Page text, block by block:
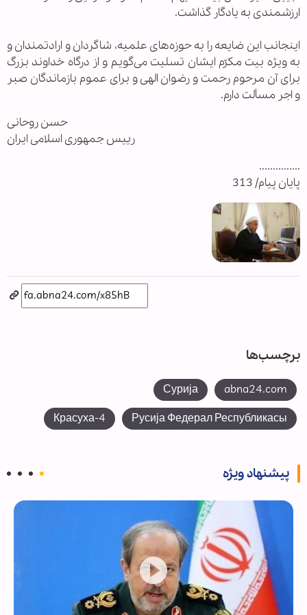
ارزشمندی به یادگار گذاشت.
اینجانب این ضایعه را به حوزه‌های علمیه، شاگردان و ارادتمندان و
به‏ ویژه بیت مکرّم ایشان تسلیت می‌گویم و از درگاه خداوند بزرگ
برای آن مرحوم رحمت و رضوان الهی و برای عموم بازماندگان صبر
و اجر مسألت ‌دارم.
حسن روحانی
رییس جمهوری اسلامی ایران
...............
پایان پیام/ 313
برچسب‌ها
abna24.com
Сурија
Русија Федерал Республикасы
Красуха-4
پیشنهاد ویژه